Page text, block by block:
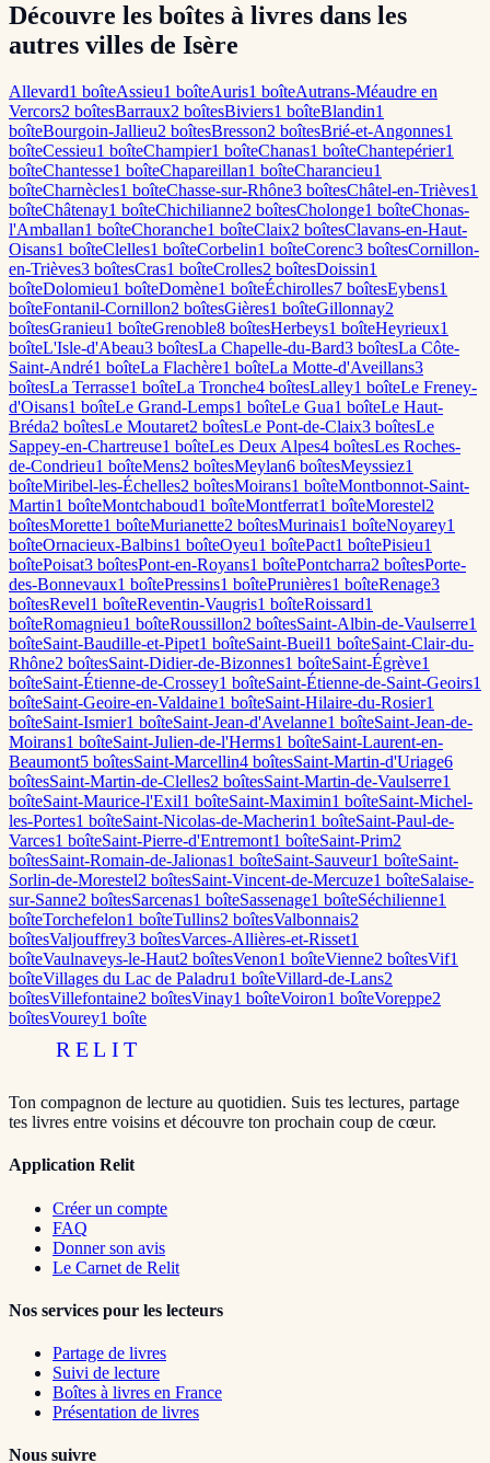
Découvre les boîtes à livres dans les
autres villes de Isère
Allevard1 boîteAssieu1 boîteAuris1 boîteAutrans-Méaudre en
Vercors2 boîtesBarraux2 boîtesBiviers1 boîteBlandin1
boîteBourgoin-Jallieu2 boîtesBresson2 boîtesBrié-et-Angonnes1
boîteCessieu1 boîteChampier1 boîteChanas1 boîteChantepérier1
boîteChantesse1 boîteChapareillan1 boîteCharancieu1
boîteCharnècles1 boîteChasse-sur-Rhône3 boîtesChâtel-en-Trièves1
boîteChâtenay1 boîteChichilianne2 boîtesCholonge1 boîteChonas-
l'Amballan1 boîteChoranche1 boîteClaix2 boîtesClavans-en-Haut-
Oisans1 boîteClelles1 boîteCorbelin1 boîteCorenc3 boîtesCornillon-
en-Trièves3 boîtesCras1 boîteCrolles2 boîtesDoissin1
boîteDolomieu1 boîteDomène1 boîteÉchirolles7 boîtesEybens1
boîteFontanil-Cornillon2 boîtesGières1 boîteGillonnay2
boîtesGranieu1 boîteGrenoble8 boîtesHerbeys1 boîteHeyrieux1
boîteL'Isle-d'Abeau3 boîtesLa Chapelle-du-Bard3 boîtesLa Côte-
Saint-André1 boîteLa Flachère1 boîteLa Motte-d'Aveillans3
boîtesLa Terrasse1 boîteLa Tronche4 boîtesLalley1 boîteLe Freney-
d'Oisans1 boîteLe Grand-Lemps1 boîteLe Gua1 boîteLe Haut-
Bréda2 boîtesLe Moutaret2 boîtesLe Pont-de-Claix3 boîtesLe
Sappey-en-Chartreuse1 boîteLes Deux Alpes4 boîtesLes Roches-
de-Condrieu1 boîteMens2 boîtesMeylan6 boîtesMeyssiez1
boîteMiribel-les-Échelles2 boîtesMoirans1 boîteMontbonnot-Saint-
Martin1 boîteMontchaboud1 boîteMontferrat1 boîteMorestel2
boîtesMorette1 boîteMurianette2 boîtesMurinais1 boîteNoyarey1
boîteOrnacieux-Balbins1 boîteOyeu1 boîtePact1 boîtePisieu1
boîtePoisat3 boîtesPont-en-Royans1 boîtePontcharra2 boîtesPorte-
des-Bonnevaux1 boîtePressins1 boîtePrunières1 boîteRenage3
boîtesRevel1 boîteReventin-Vaugris1 boîteRoissard1
boîteRomagnieu1 boîteRoussillon2 boîtesSaint-Albin-de-Vaulserre1
boîteSaint-Baudille-et-Pipet1 boîteSaint-Bueil1 boîteSaint-Clair-du-
Rhône2 boîtesSaint-Didier-de-Bizonnes1 boîteSaint-Égrève1
boîteSaint-Étienne-de-Crossey1 boîteSaint-Étienne-de-Saint-Geoirs1
boîteSaint-Geoire-en-Valdaine1 boîteSaint-Hilaire-du-Rosier1
boîteSaint-Ismier1 boîteSaint-Jean-d'Avelanne1 boîteSaint-Jean-de-
Moirans1 boîteSaint-Julien-de-l'Herms1 boîteSaint-Laurent-en-
Beaumont5 boîtesSaint-Marcellin4 boîtesSaint-Martin-d'Uriage6
boîtesSaint-Martin-de-Clelles2 boîtesSaint-Martin-de-Vaulserre1
boîteSaint-Maurice-l'Exil1 boîteSaint-Maximin1 boîteSaint-Michel-
les-Portes1 boîteSaint-Nicolas-de-Macherin1 boîteSaint-Paul-de-
Varces1 boîteSaint-Pierre-d'Entremont1 boîteSaint-Prim2
boîtesSaint-Romain-de-Jalionas1 boîteSaint-Sauveur1 boîteSaint-
Sorlin-de-Morestel2 boîtesSaint-Vincent-de-Mercuze1 boîteSalaise-
sur-Sanne2 boîtesSarcenas1 boîteSassenage1 boîteSéchilienne1
boîteTorchefelon1 boîteTullins2 boîtesValbonnais2
boîtesValjouffrey3 boîtesVarces-Allières-et-Risset1
boîteVaulnaveys-le-Haut2 boîtesVenon1 boîteVienne2 boîtesVif1
boîteVillages du Lac de Paladru1 boîteVillard-de-Lans2
boîtesVillefontaine2 boîtesVinay1 boîteVoiron1 boîteVoreppe2
boîtesVourey1 boîte
RELIT
Ton compagnon de lecture au quotidien. Suis tes lectures, partage
tes livres entre voisins et découvre ton prochain coup de cœur.
Application Relit
Créer un compte
FAQ
Donner son avis
Le Carnet de Relit
Nos services pour les lecteurs
Partage de livres
Suivi de lecture
Boîtes à livres en France
Présentation de livres
Nous suivre